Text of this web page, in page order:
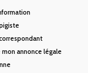
mon annonce légale